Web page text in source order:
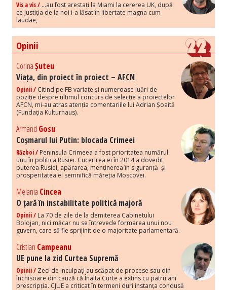
Vis a vis / ...au fost arestați la Miami la cererea UK, după
ce Justiția de la noi i-a lăsat în libertate magna cum
laudae,
Opinii
CorinaȘuteu
Viața, din proiect în proiect – AFCN
Opinii / Citind pe FB variate și numeroase luări de
poziție despre ultimul concurs de selecție a proiectelor
AFCN, mi-au atras atenția comentariile lui Adrian Șoaită
(Fundația Kulturhaus).
Armand Gosu
Coșmarul lui Putin: blocada Crimeei
Război / Peninsula Crimeea a fost prioritatea numărul
unu în politica Rusiei. Cucerirea ei în 2014 a dovedit
puterea Rusiei, apărarea, menținerea în siguranță și
prosperitatea ei semnifică măreția Moscovei.
Melania Cincea
O țară în instabilitate politică majoră
Opinii / La 70 de zile de la demiterea Cabinetului
Bolojan, nici măcar nu se întrevede formarea unui nou
guvern, care să fie sprijinit de o majoritate parlamentară.
Cristian Campeanu
UE pune la zid Curtea Supremă
Opinii / Zeci de inculpați au scăpat de procese sau din
închisoare din cauză că Înalta Curte a extins cu patru ani
prescripția. CJUE a criticat în termeni duri instanța condusă